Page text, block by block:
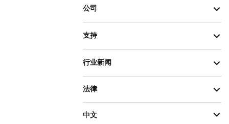
公司
支持
行业新闻
法律
中文